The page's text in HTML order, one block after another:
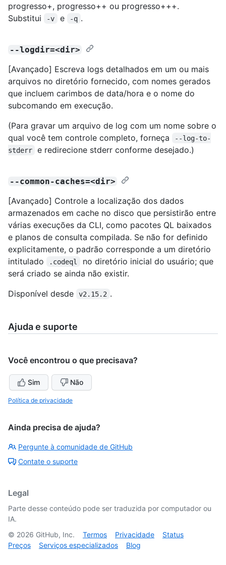
progresso+, progresso++ ou progresso+++.
Substitui
-v e -q .
--logdir=<dir>
[Avançado] Escreva logs detalhados em um ou mais
arquivos no diretório fornecido, com nomes gerados
que incluem carimbos de data/hora e o nome do
subcomando em execução.
(Para gravar um arquivo de log com um nome sobre o
qual você tem controle completo, forneça
--log-to-
stderr
e redirecione stderr conforme desejado.)
--common-caches=<dir>
[Avançado] Controle a localização dos dados
armazenados em cache no disco que persistirão entre
várias execuções da CLI, como pacotes QL baixados
e planos de consulta compilada. Se não for definido
explicitamente, o padrão corresponde a um diretório
intitulado
.codeql
no diretório inicial do usuário; que
será criado se ainda não existir.
Disponível desde
v2.15.2 .
Ajuda e suporte
Você encontrou o que precisava?
Sim Não
Política de privacidade
Ainda precisa de ajuda?
Pergunte à comunidade de GitHub
Contate o suporte
Legal
Parte desse conteúdo pode ser traduzida por computador ou
IA.
© 2026 GitHub, Inc. Termos Privacidade
Status
Preços
Serviços especializados Blog